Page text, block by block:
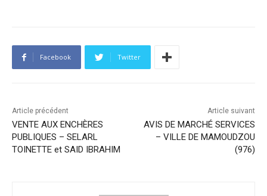
Facebook Twitter
Article précédent
VENTE AUX ENCHÈRES
PUBLIQUES – SELARL
TOINETTE et SAID IBRAHIM
Article suivant
AVIS DE MARCHÉ SERVICES
– VILLE DE MAMOUDZOU
(976)